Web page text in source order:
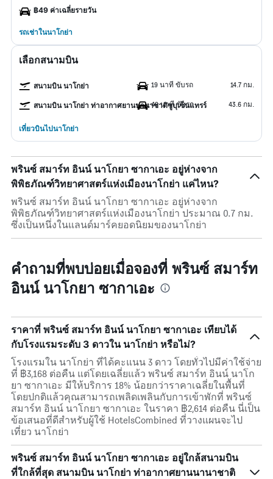
฿49 ค่าเฉลี่ยรายวัน
รถเช่าในนาโกย่า
เลือกสนามบิน
สนามบิน นาโกย่า 19 นาที ขับรถ 14.7 กม.
สนามบิน นาโกย่า ท่าอากาศยานนานาชาติชูบุเซ็นแทรร์
49 นาที ขับรถ 43.6 กม.
เที่ยวบินไปนาโกย่า
พรินซ์ สมาร์ท อินน์ นาโกยา ซากาเอะ อยู่ห่างจาก
พิพิธภัณฑ์วิทยาศาสตร์แห่งเมืองนาโกย่า แค่ไหน?
พรินซ์ สมาร์ท อินน์ นาโกยา ซากาเอะ อยู่ห่างจาก
พิพิธภัณฑ์วิทยาศาสตร์แห่งเมืองนาโกย่า ประมาณ 0.7 กม.
ซึ่งเป็นหนึ่งในแลนด์มาร์คยอดนิยมของนาโกย่า
คำถามที่พบบ่อยเมื่อจองที่ พรินซ์ สมาร์ท
อินน์ นาโกยา ซากาเอะ
ราคาที่ พรินซ์ สมาร์ท อินน์ นาโกยา ซากาเอะ เทียบได้
กับโรงแรมระดับ 3 ดาวใน นาโกย่า หรือไม่?
โรงแรมใน นาโกย่า ที่ได้คะแนน 3 ดาว โดยทั่วไปมีค่าใช้จ่าย
ที่ ฿3,168 ต่อคืน แต่โดยเฉลี่ยแล้ว พรินซ์ สมาร์ท อินน์ นาโก
ยา ซากาเอะ มีให้บริการ 18% น้อยกว่าราคาเฉลี่ยในพื้นที่
โดยปกติแล้วคุณสามารถเพลิดเพลินกับการเข้าพักที่ พรินซ์
สมาร์ท อินน์ นาโกยา ซากาเอะ ในราคา ฿2,614 ต่อคืน นี่เป็น
ข้อเสนอที่ดีสำหรับผู้ใช้ HotelsCombined ที่วางแผนจะไป
เที่ยว นาโกย่า
พรินซ์ สมาร์ท อินน์ นาโกยา ซากาเอะ อยู่ใกล้สนามบิน
ที่ใกล้ที่สุด สนามบิน นาโกย่า ท่าอากาศยานนานาชาติ